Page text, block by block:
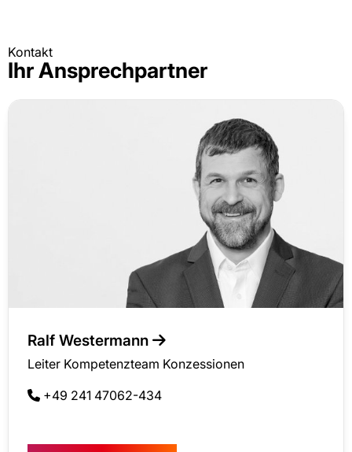
Kontakt
Ihr Ansprechpartner
Ralf Westermann
Leiter Kompetenzteam Konzessionen
+49 241 47062-434